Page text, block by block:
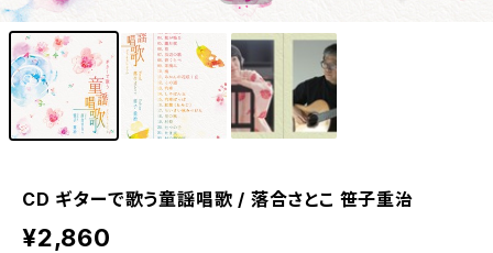
CD ギターで歌う童謡唱歌 / 落合さとこ 笹子重治
¥2,860